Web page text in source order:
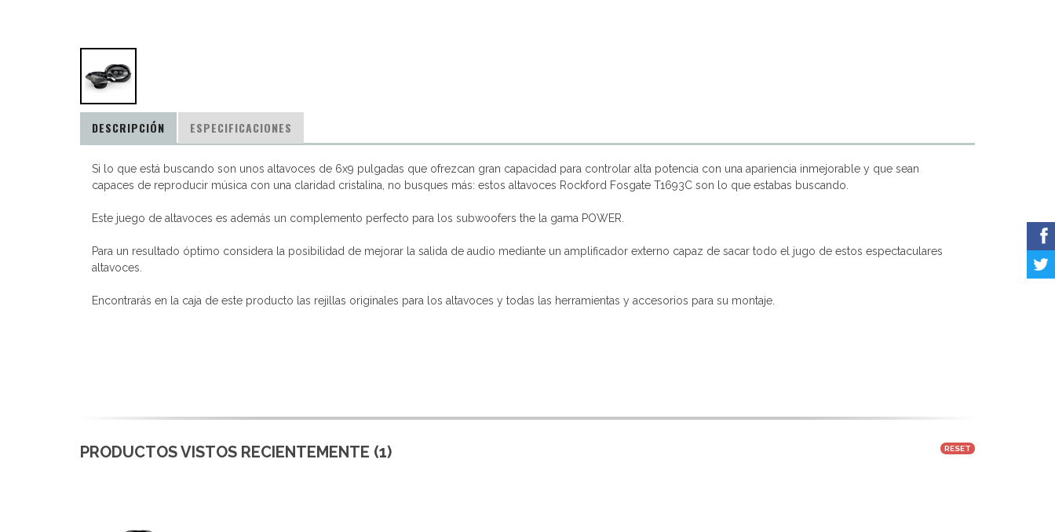
DESCRIPCIÓN ESPECIFICACIONES
Si lo que está buscando son unos altavoces de 6x9 pulgadas que ofrezcan gran capacidad para controlar alta potencia con una apariencia inmejorable y que sean
capaces de reproducir música con una claridad cristalina, no busques más: estos altavoces Rockford Fosgate T1693C son lo que estabas buscando.
Este juego de altavoces es además un complemento perfecto para los subwoofers the la gama POWER.
Para un resultado óptimo considera la posibilidad de mejorar la salida de audio mediante un amplificador externo capaz de sacar todo el jugo de estos espectaculares
altavoces.
Encontrarás en la caja de este producto las rejillas originales para los altavoces y todas las herramientas y accesorios para su montaje.
PRODUCTOS VISTOS RECIENTEMENTE (1) RESET